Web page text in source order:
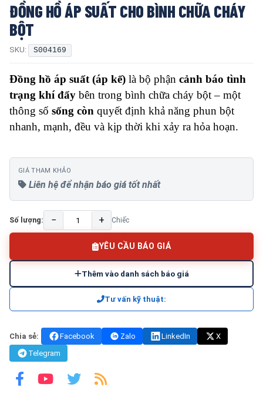
ĐỒNG HỒ ÁP SUẤT CHO BÌNH CHỮA CHÁY
BỘT
SKU: S004169
Đồng hồ áp suất (áp kế) là bộ phận cảnh báo tình
trạng khí đẩy bên trong bình chữa cháy bột – một
thông số sống còn quyết định khả năng phun bột
nhanh, mạnh, đều và kịp thời khi xảy ra hỏa hoạn.
GIÁ THAM KHẢO
Liên hệ để nhận báo giá tốt nhất
Số lượng: − + Chiếc
YÊU CẦU BÁO GIÁ
Thêm vào danh sách báo giá
Tư vấn kỹ thuật:
Chia sẻ: Facebook Zalo LinkedIn
X
Telegram